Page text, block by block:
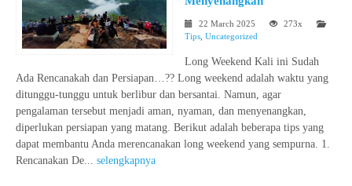
22 March 2025
273x
Tips Uncategorized
Long Weekend Kali ini Sudah
Ada Rencanakah dan Persiapan…?? Long weekend adalah waktu yang
ditunggu-tunggu untuk berlibur dan bersantai. Namun, agar
pengalaman tersebut menjadi aman, nyaman, dan menyenangkan,
diperlukan persiapan yang matang. Berikut adalah beberapa tips yang
dapat membantu Anda merencanakan long weekend yang sempurna. 1.
Rencanakan De... selengkapnya